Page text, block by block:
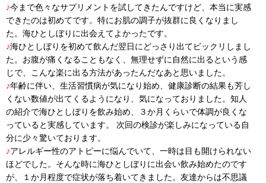
♪今まで色々なサプリメントを試してきたんですけど、本当に実感
できたのは初めてです。特にお肌の調子が抜群に良くなりまし
た。海ひとしぼりに出会えてよかったです。
♪海ひとしぼりを初めて飲んだ翌日にどっさり出てビックリしまし
た。お腹が痛くなることもなく、無理せずに自然に出るという感
じで、こんな楽に出る方法があったんだなあと思いました。
♪年齢に伴い、生活習慣病が気になり始め、健康診断の結果も芳し
くない数値が出てくるようになり、気になっておりました。知人
の紹介で海ひとしぼりを飲み始め、３か月くらいで体調が良くな
っていると実感しています。 次回の検診が楽しみになっている自
分に少々驚いております。
♪アレルギー性のアトピーに悩んでいて、一時は目も開けられない
ほどでした。そんな時に海ひとしぼりに出会い飲み始めたのです
が、１か月程度で症状が落ち着いてきました。友達からは不思議